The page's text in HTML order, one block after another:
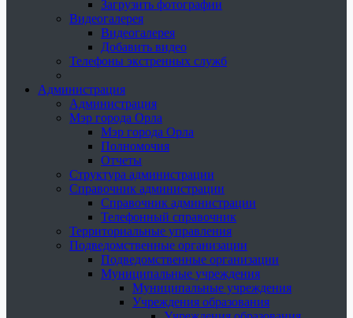
Загрузить фотографии
Видеогалерея
Видеогалерея
Добавить видео
Телефоны экстренных служб
Администрация
Администрация
Мэр города Орла
Мэр города Орла
Полномочия
Отчеты
Структура администрации
Справочник администрации
Справочник администрации
Телефонный справочник
Территориальные управления
Подведомственные организации
Подведомственные организации
Муниципальные учреждения
Муниципальные учреждения
Учреждения образования